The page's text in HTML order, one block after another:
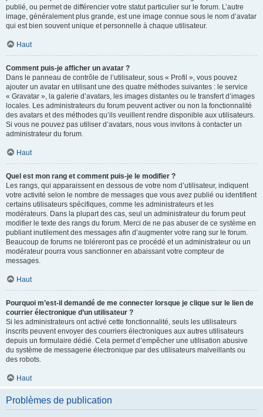
publié, ou permet de différencier votre statut particulier sur le forum. L’autre
image, généralement plus grande, est une image connue sous le nom d’avatar
qui est bien souvent unique et personnelle à chaque utilisateur.
Haut
Comment puis-je afficher un avatar ?
Dans le panneau de contrôle de l’utilisateur, sous « Profil », vous pouvez
ajouter un avatar en utilisant une des quatre méthodes suivantes : le service
« Gravatar », la galerie d’avatars, les images distantes ou le transfert d’images
locales. Les administrateurs du forum peuvent activer ou non la fonctionnalité
des avatars et des méthodes qu’ils veuillent rendre disponible aux utilisateurs.
Si vous ne pouvez pas utiliser d’avatars, nous vous invitons à contacter un
administrateur du forum.
Haut
Quel est mon rang et comment puis-je le modifier ?
Les rangs, qui apparaissent en dessous de votre nom d’utilisateur, indiquent
votre activité selon le nombre de messages que vous avez publié ou identifient
certains utilisateurs spécifiques, comme les administrateurs et les
modérateurs. Dans la plupart des cas, seul un administrateur du forum peut
modifier le texte des rangs du forum. Merci de ne pas abuser de ce système en
publiant inutilement des messages afin d’augmenter votre rang sur le forum.
Beaucoup de forums ne toléreront pas ce procédé et un administrateur ou un
modérateur pourra vous sanctionner en abaissant votre compteur de
messages.
Haut
Pourquoi m’est-il demandé de me connecter lorsque je clique sur le lien de
courrier électronique d’un utilisateur ?
Si les administrateurs ont activé cette fonctionnalité, seuls les utilisateurs
inscrits peuvent envoyer des courriers électroniques aux autres utilisateurs
depuis un formulaire dédié. Cela permet d’empêcher une utilisation abusive
du système de messagerie électronique par des utilisateurs malveillants ou
des robots.
Haut
Problèmes de publication